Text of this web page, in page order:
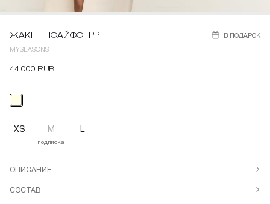
ЖАКЕТ ПФАЙФФЕРР В ПОДАРОК
MYSEASONS
44 000 RUB
XS M
подписка
L
ОПИСАНИЕ
СОСТАВ